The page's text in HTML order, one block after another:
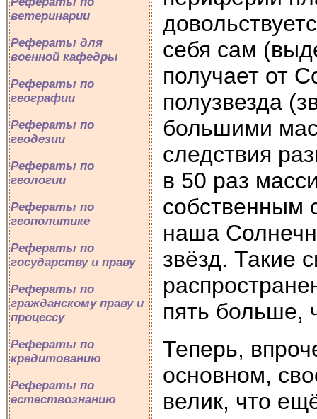
ветеринарии
Рефераты для
военной кафедры
Рефераты по
географии
Рефераты по
геодезии
Рефераты по
геологии
Рефераты по
геополитике
Рефераты по
государству и праву
Рефераты по
гражданскому праву и
процессу
Рефераты по
кредитованию
Рефераты по
естествознанию
себя сам
получает от
полузвезда
большими
следствия
в 50 раз
собственным
наша
звёзд. Такие
пять больше,
Теперь,
основном,
велик, что